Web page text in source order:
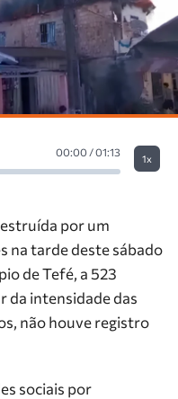
00:00 / 01:13
1x
por um
na tarde deste sábado
de Tefé, a 523
da intensidade das
não houve registro
sociais por